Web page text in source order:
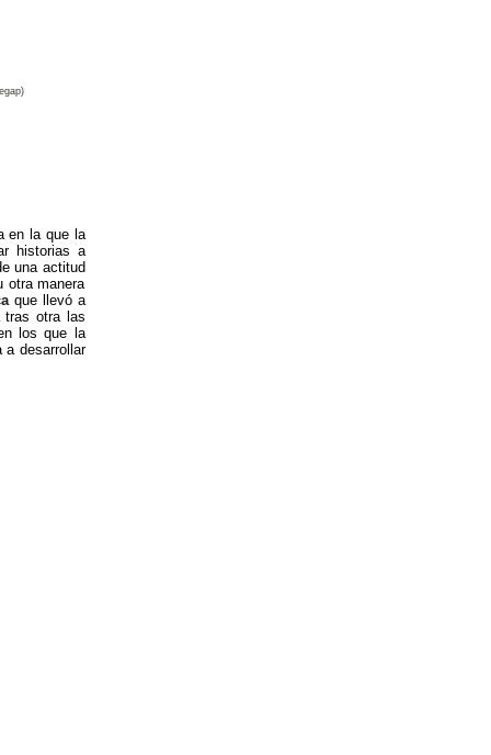
en la que la
historias a
una actitud
otra manera
que llevó a
tras otra las
los que la
a desarrollar